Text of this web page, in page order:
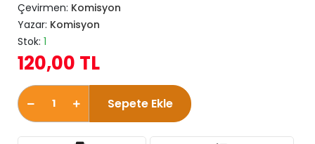
Çevirmen: Komisyon
Yazar: Komisyon
Stok: 1
120,00 TL
Sepete Ekle